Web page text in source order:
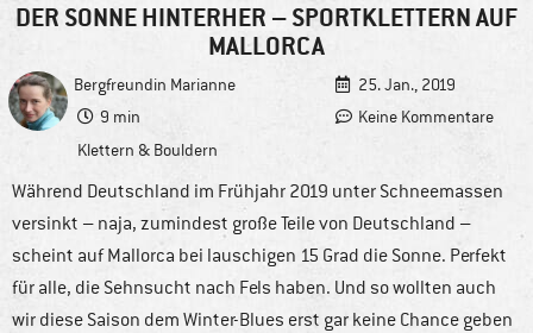
DER SONNE HINTERHER – SPORTKLETTERN AUF
MALLORCA
Bergfreundin Marianne
25. Jan., 2019
9 min
Keine Kommentare
Klettern & Bouldern
Während Deutschland im Frühjahr 2019 unter Schneemassen
versinkt – naja, zumindest große Teile von Deutschland –
scheint auf Mallorca bei lauschigen 15 Grad die Sonne. Perfekt
für alle, die Sehnsucht nach Fels haben. Und so wollten auch
wir diese Saison dem Winter-Blues erst gar keine Chance geben